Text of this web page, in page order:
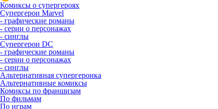
Комиксы о супергероях
Супергерои Marvel
- графические романы
- серии о персонажах
- синглы
Супергерои DC
- графические романы
- серии о персонажах
- синглы
Альтернативная супергероика
Альтернативные комиксы
Комиксы по франшизам
По фильмам
По играм